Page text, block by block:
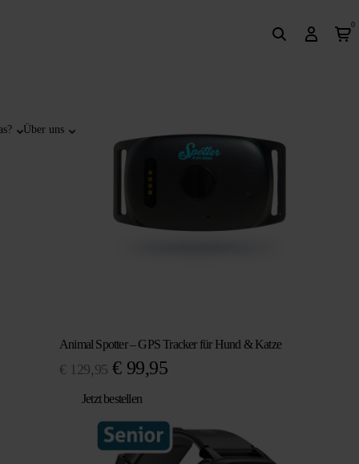
Über uns
0
Animal Spotter – GPS Tracker für Hund & Katze
€ 129,95 Ursprünglicher
Preis
€ 129,95
€ 99,95Aktueller
€ 99,95.
Jetzt bestellen